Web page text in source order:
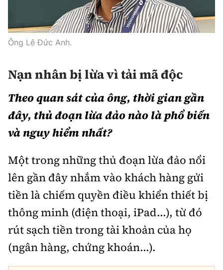
Mời thầu - Đấu thầu
Thi viết về GTVT
Gương sáng giao thông
Hậu trường sao
360 độ thể thao
Sản phẩm mới
Tư vấn
Thời sự Quốc tế
Thế giới giao thông
Thế giới xây dựng
Đi ++
Khám phá
Lối sống
Ẩm thực
Khám phá
Camera giao thông
Câu chuyện giao thông
Giải trí - Thể thao
Giấy phép số: 03/GP-BVHTTDL, cấp ngày 1/4/2025.
Tòa soạn: Số 2 Nguyễn Công Hoan, phường Giảng Võ,
Hà Nội.
Tổng biên tập:Nguyễn Thị Hồng Nga
Phó Tổng biên tập:Nguyễn Sơn Tùng,
Ông Lê Đức Anh.
Nạn nhân bị lừa vì tải mã độc
Theo quan sát của ông, thời gian gần
đây, thủ đoạn lừa đảo nào là phổ biến
và nguy hiểm nhất?
Một trong những thủ đoạn lừa đảo nổi
lên gần đây nhắm vào khách hàng gửi
tiền là chiếm quyền điều khiển thiết bị
thông minh (điện thoại, iPad...), từ đó
rút sạch tiền trong tài khoản của họ
(ngân hàng, chứng khoán...).